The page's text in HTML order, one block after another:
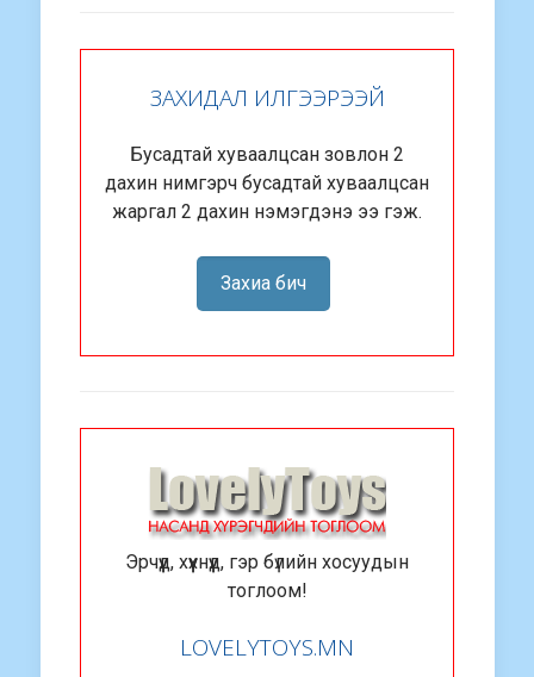
ЗАХИДАЛ ИЛГЭЭРЭЭЙ
Бусадтай хуваалцсан зовлон 2
дахин нимгэрч бусадтай хуваалцсан
жаргал 2 дахин нэмэгдэнэ ээ гэж.
Захиа бич
Эрчүүд, хүүхнүүд, гэр бүлийн хосуудын
тоглоом!
LOVELYTOYS.MN